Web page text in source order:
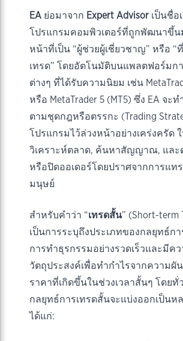
EA ย่อมาจาก Expert Advisor เป็นชื่อ
โปรแกรมคอมพิวเตอร์ที่ถูกพัฒนาขึ้น
หน้าที่เป็น “ผู้ช่วยผู้เชี่ยวชาญ” หรือ “
เทรด” โดยอัตโนมัติบนแพลตฟอร์มก
ต่างๆ ที่ได้รับความนิยม เช่น
หรือ MetaTrader 5 (MT5) ซึ่ง EA จะ
ตามชุดกฎหรือตรรกะ (Trading
โปรแกรมไว้ล่วงหน้าอย่างเคร่งครัด
วิเคราะห์ตลาด, ค้นหาสัญญาณ, และ
หรือปิดออเดอร์โดยปราศจากการแท
มนุษย์
สำหรับคำว่า “เทรดสั้น” (Short-term
เป็นการระบุถึงประเภทของกลยุทธ์ก
การทำธุรกรรมอย่างรวดเร็วและมีค
วัตถุประสงค์เพื่อทำกำไรจากความผั
ราคาที่เกิดขึ้นในช่วงเวลาสั้นๆ โดยทั่
กลยุทธ์การเทรดสั้นจะแบ่งออกเป็นห
ได้แก่: